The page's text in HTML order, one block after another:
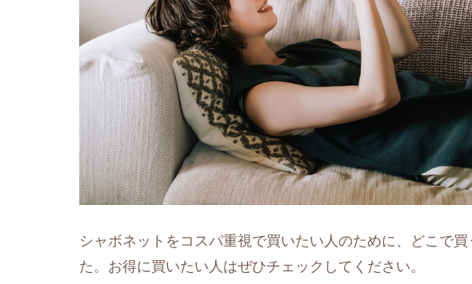
シャボネットをコスパ重視で買いたい人のために、どこで
た。お得に買いたい人はぜひチェックしてください。